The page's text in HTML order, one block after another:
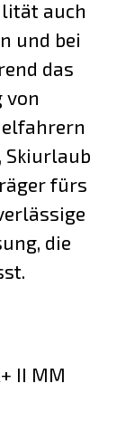
auch
und bei
das
von
Skiurlaub
fürs
die
II MM